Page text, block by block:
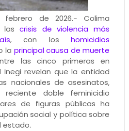
de 2026.- Colima
lascrisis de violencia más
, con loshomicidios
la principal causa de muerte
las cinco primeras en
Inegi revelan que la entidad
nacionales de asesinatos,
doble feminicidio
de figuras públicas ha
social y política sobre
estado.